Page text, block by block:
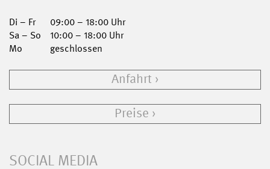
Di – Fr
09:00 – 18:00 Uhr
Sa – So
10:00 – 18:00 Uhr
Mo
geschlossen
Anfahrt
Preise
SOCIAL MEDIA